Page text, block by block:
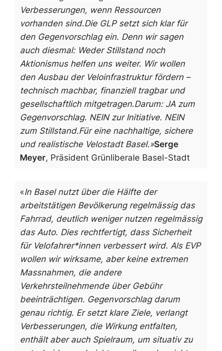
Verbesserungen, wenn Ressourcen
vorhanden sind.Die GLP setzt sich klar für
den Gegenvorschlag ein. Denn wir sagen
auch diesmal: Weder Stillstand noch
Aktionismus helfen uns weiter. Wir wollen
den Ausbau der Veloinfrastruktur fördern –
technisch machbar, finanziell tragbar und
gesellschaftlich mitgetragen.Darum: JA zum
Gegenvorschlag. NEIN zur Initiative. NEIN
zum Stillstand.Für eine nachhaltige, sichere
und realistische Velostadt Basel.»Serge
Meyer, Präsident Grünliberale Basel-Stadt
«In Basel nutzt über die Hälfte der
arbeitstätigen Bevölkerung regelmässig das
Fahrrad, deutlich weniger nutzen regelmässig
das Auto. Dies rechtfertigt, dass Sicherheit
für Velofahrer*innen verbessert wird. Als EVP
wollen wir wirksame, aber keine extremen
Massnahmen, die andere
Verkehrsteilnehmende über Gebühr
beeinträchtigen. Gegenvorschlag darum
genau richtig. Er setzt klare Ziele, verlangt
Verbesserungen, die Wirkung entfalten,
enthält aber auch Spielraum, um situativ zu